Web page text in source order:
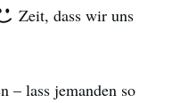
Zeit, dass wir uns
– lass jemanden so